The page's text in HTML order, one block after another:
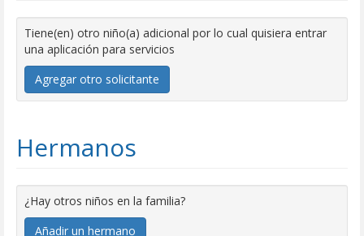
Tiene(en) otro niño(a) adicional por lo cual quisiera entrar
una aplicación para servicios
Agregar otro solicitante
Hermanos
¿Hay otros niños en la familia?
Añadir un hermano